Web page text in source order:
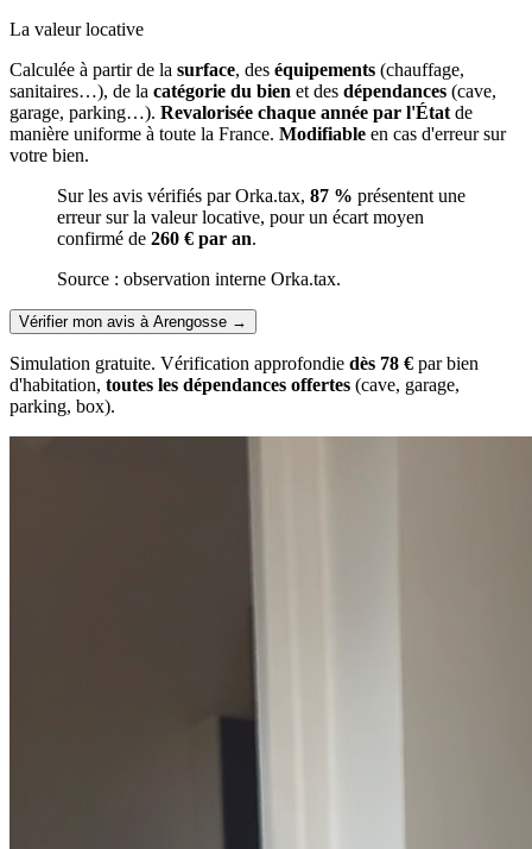
La valeur locative
Calculée à partir de la surface, des équipements (chauffage,
sanitaires…), de la catégorie du bien et des dépendances (cave,
garage, parking…). Revalorisée chaque année par l'État de
manière uniforme à toute la France. Modifiable en cas d'erreur sur
votre bien.
Sur les avis vérifiés par Orka.tax, 87 % présentent une
erreur sur la valeur locative, pour un écart moyen
confirmé de 260 € par an.
Source : observation interne Orka.tax.
Vérifier mon avis à Arengosse →
Simulation gratuite. Vérification approfondie dès 78 € par bien
d'habitation, toutes les dépendances offertes (cave, garage,
parking, box).